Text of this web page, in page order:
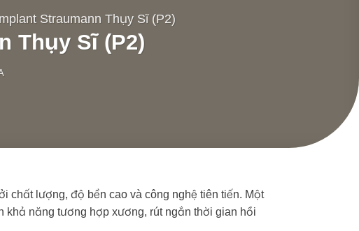
Straumann Thụy Sĩ (P2)
Thụy Sĩ (P2)
chất lượng, độ bền cao và công nghệ tiên tiến. Một
khả năng tương hợp xương, rút ngắn thời gian hồi